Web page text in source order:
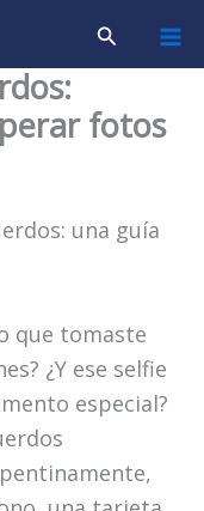
Pesquisar
fotos
una guía
que tomaste
¿Y ese selfie
especial?